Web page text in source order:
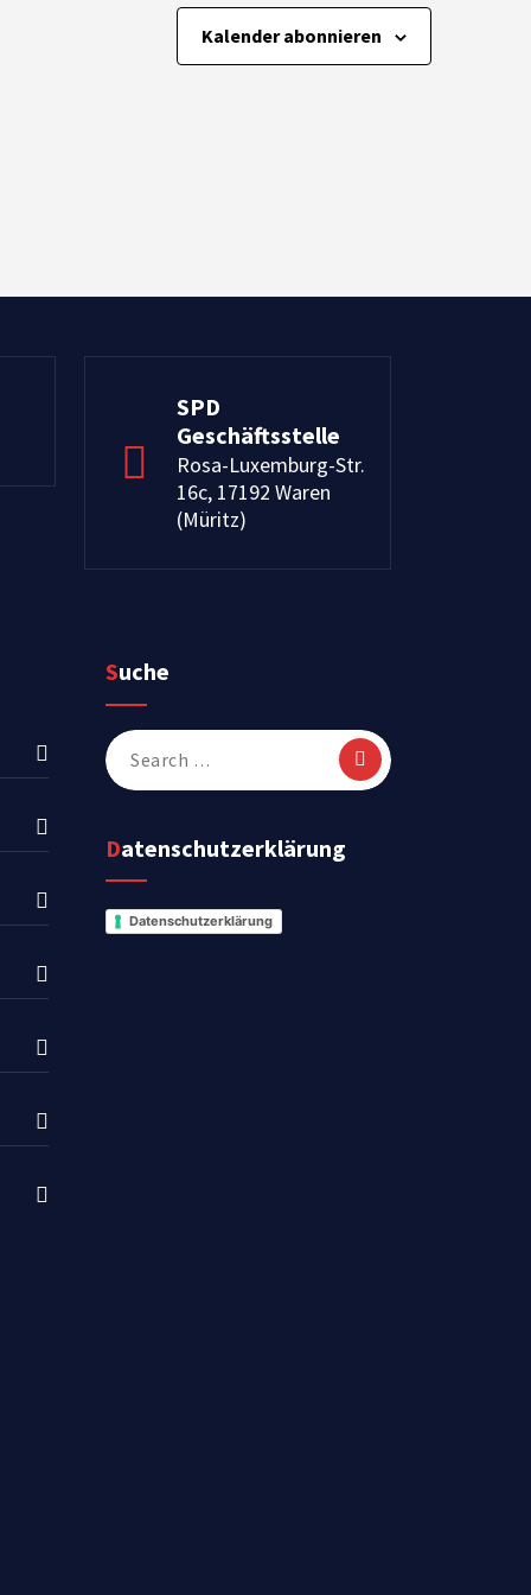
Kalender abonnieren
SPD
Geschäftsstelle
Rosa-Luxemburg-Str.
16c, 17192 Waren
(Müritz)
Suche
Search
for:
Datenschutzerklärung
Datenschutzerklärung